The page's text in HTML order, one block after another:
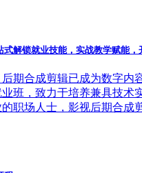
解锁就业技能，实战教学赋能，
期合成剪辑已成为数字
班，致力于培养兼具技术
职场人士，影视后期合成